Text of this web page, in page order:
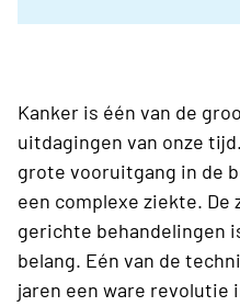
Kanker is één van de
uitdagingen van onze
grote vooruitgang in de
een complexe ziekte.
gerichte behandelingen
belang. Eén van de
jaren een ware revolutie